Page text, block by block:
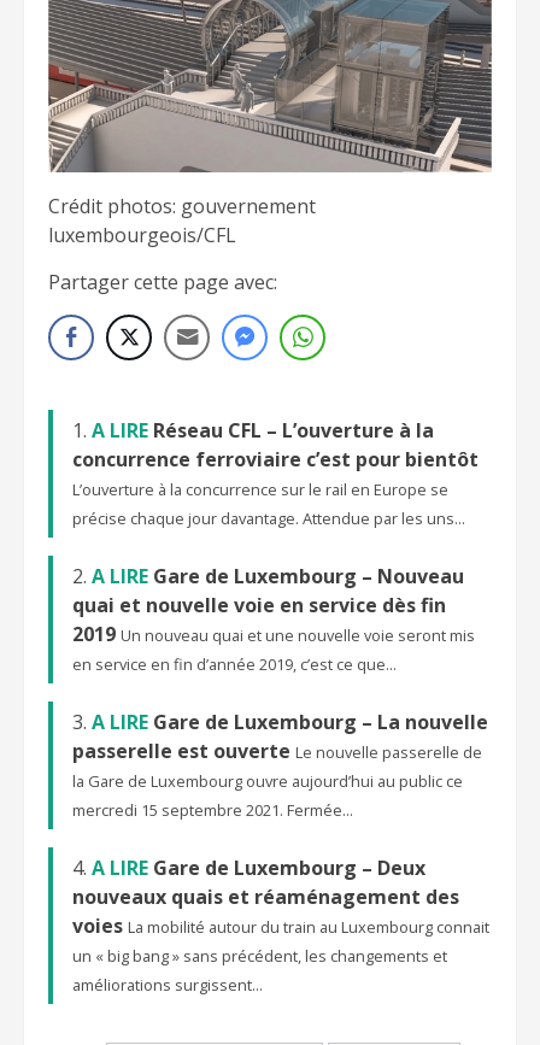
Crédit photos: gouvernement
luxembourgeois/CFL
Partager cette page avec:
A LIRE Réseau CFL – L’ouverture à la
concurrence ferroviaire c’est pour bientôt
L’ouverture à la concurrence sur le rail en Europe se
précise chaque jour davantage. Attendue par les uns...
A LIRE Gare de Luxembourg – Nouveau
quai et nouvelle voie en service dès fin
2019 Un nouveau quai et une nouvelle voie seront mis
en service en fin d’année 2019, c’est ce que...
A LIRE Gare de Luxembourg – La nouvelle
passerelle est ouverte Le nouvelle passerelle de
la Gare de Luxembourg ouvre aujourd’hui au public ce
mercredi 15 septembre 2021. Fermée...
A LIRE Gare de Luxembourg – Deux
nouveaux quais et réaménagement des
voies La mobilité autour du train au Luxembourg connait
un « big bang » sans précédent, les changements et
améliorations surgissent...